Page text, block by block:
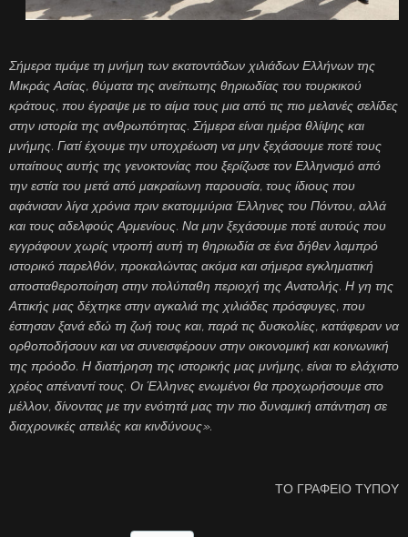
Σήμερα τιμάμε τη μνήμη των εκατοντάδων χιλιάδων Ελλήνων της
Μικράς Ασίας, θύματα της ανείπωτης θηριωδίας του τουρκικού
κράτους, που έγραψε με το αίμα τους μια από τις πιο μελανές σελίδες
στην ιστορία της ανθρωπότητας. Σήμερα είναι ημέρα θλίψης και
μνήμης. Γιατί έχουμε την υποχρέωση να μην ξεχάσουμε ποτέ τους
υπαίτιους αυτής της γενοκτονίας που ξερίζωσε τον Ελληνισμό από
την εστία του μετά από μακραίωνη παρουσία, τους ίδιους που
αφάνισαν λίγα χρόνια πριν εκατομμύρια Έλληνες του Πόντου, αλλά
και τους αδελφούς Αρμενίους. Να μην ξεχάσουμε ποτέ αυτούς που
εγγράφουν χωρίς ντροπή αυτή τη θηριωδία σε ένα δήθεν λαμπρό
ιστορικό παρελθόν, προκαλώντας ακόμα και σήμερα εγκληματική
αποσταθεροποίηση στην πολύπαθη περιοχή της Ανατολής. Η γη της
Αττικής μας δέχτηκε στην αγκαλιά της χιλιάδες πρόσφυγες, που
έστησαν ξανά εδώ τη ζωή τους και, παρά τις δυσκολίες, κατάφεραν να
ορθοποδήσουν και να συνεισφέρουν στην οικονομική και κοινωνική
της πρόοδο. Η διατήρηση της ιστορικής μας μνήμης, είναι το ελάχιστο
χρέος απέναντί τους. Οι Έλληνες ενωμένοι θα προχωρήσουμε στο
μέλλον, δίνοντας με την ενότητά μας την πιο δυναμική απάντηση σε
διαχρονικές απειλές και κινδύνους».
ΤΟ ΓΡΑΦΕΙΟ ΤΥΠΟΥ